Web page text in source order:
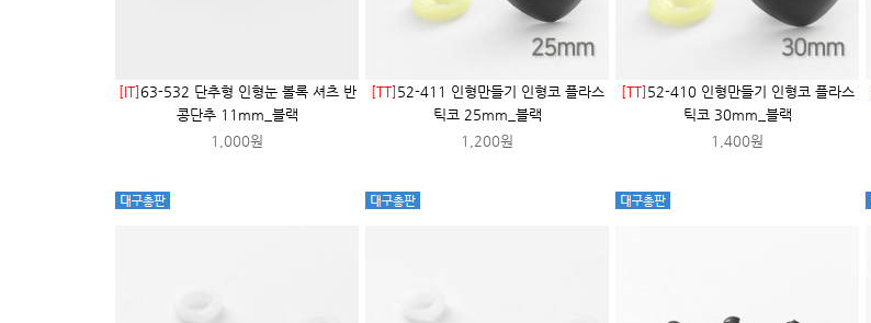
[IT]63-532 단추형 인형눈 볼록 셔츠 반
콩단추 11mm_블랙
1,000원
[TT] 52-411 인형만들기 인형코 플라스
틱코 25mm_블랙
1,200원
[TT] 52-410 인형만들기 인형코 플라스
틱코 30mm_블랙
1,400원